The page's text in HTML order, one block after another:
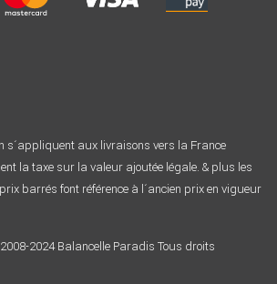
s´appliquent aux livraisons vers la France
la taxe sur la valeur ajoutée légale. & plus les
barrés font référence à l´ancien prix en vigueur
2024 Balancelle Paradis Tous droits